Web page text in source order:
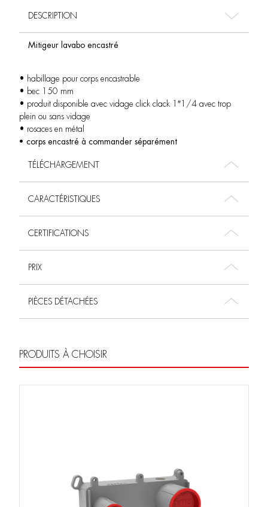
DESCRIPTION
Mitigeur lavabo encastré
• habillage pour corps encastrable
• bec 150 mm
• produit disponible avec vidage click clack 1″1/4 avec trop
plein ou sans vidage
• rosaces en métal
• corps encastré à commander séparément
TÉLÉCHARGEMENT
CARACTÉRISTIQUES
CERTIFICATIONS
PRIX
PIÈCES DÉTACHÉES
PRODUITS À CHOISIR